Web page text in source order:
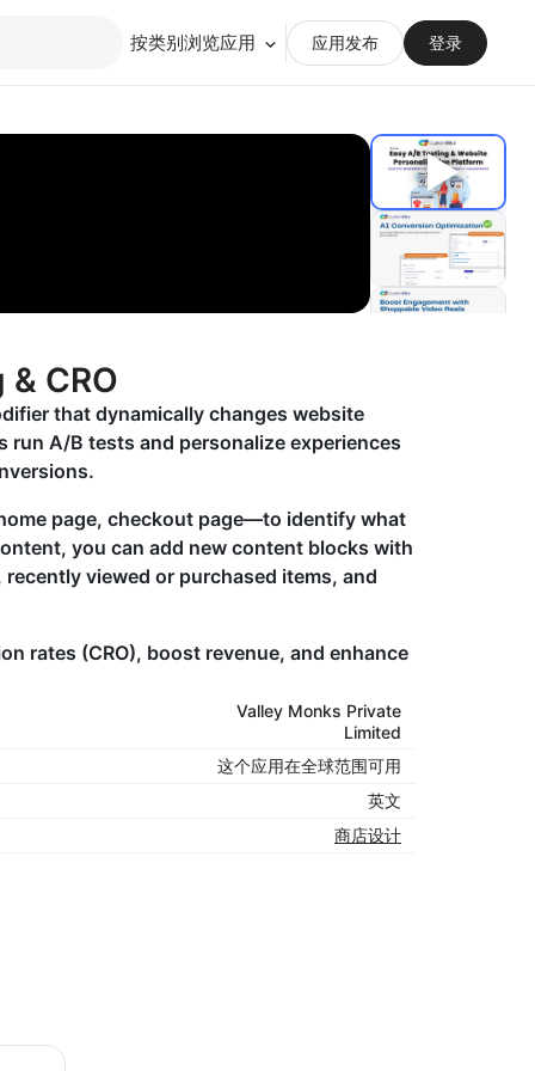
按类别浏览应用 应用发布 登录
CRO
that dynamically changes website
A/B tests and personalize experiences
page, checkout page—to identify what
you can add new content blocks with
viewed or purchased items, and
rates (CRO), boost revenue, and enhance
Valley Monks Private
Limited
这个应用在全球范围可用
英文
商店设计